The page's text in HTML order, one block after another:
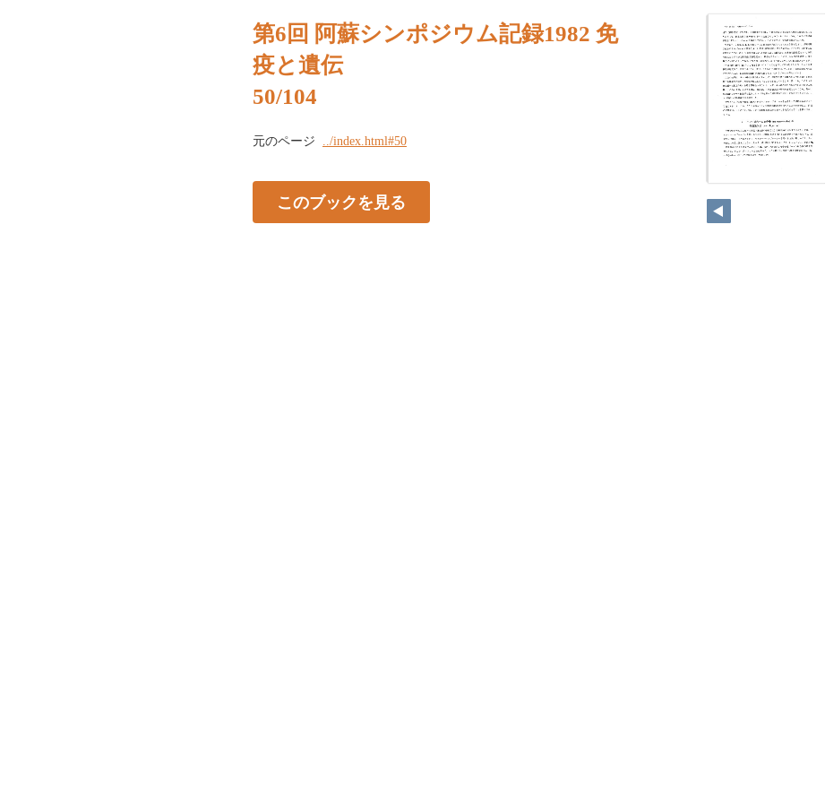
第6回 阿蘇シンポジウム記録1982 免
疫と遺伝
50/104
元のページ ../index.html#50
このブックを見る